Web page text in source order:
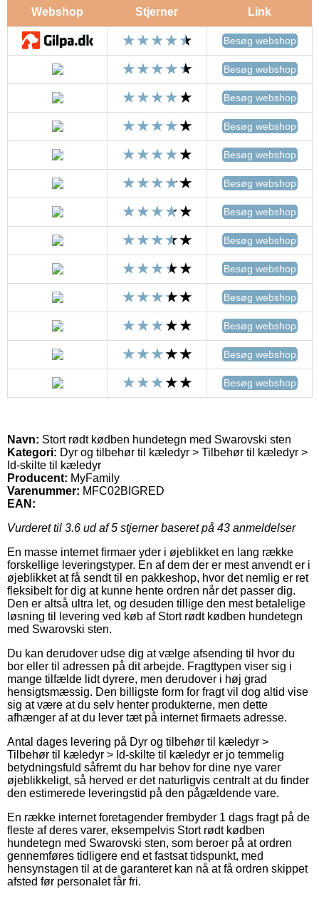
Webshop Stjerner Link
Besøg webshop
Besøg webshop
Besøg webshop
Besøg webshop
Besøg webshop
Besøg webshop
Besøg webshop
Besøg webshop
Besøg webshop
Besøg webshop
Besøg webshop
Besøg webshop
Besøg webshop
Navn: Stort rødt kødben hundetegn med Swarovski sten
Kategori: Dyr og tilbehør til kæledyr > Tilbehør til kæledyr >
Id-skilte til kæledyr
Producent: MyFamily
Varenummer: MFC02BIGRED
EAN:
Vurderet til 3.6 ud af 5 stjerner baseret på 43 anmeldelser
En masse internet firmaer yder i øjeblikket en lang række
forskellige leveringstyper. En af dem der er mest anvendt er i
øjeblikket at få sendt til en pakkeshop, hvor det nemlig er ret
fleksibelt for dig at kunne hente ordren når det passer dig.
Den er altså ultra let, og desuden tillige den mest betalelige
løsning til levering ved køb af Stort rødt kødben hundetegn
med Swarovski sten.
Du kan derudover udse dig at vælge afsending til hvor du
bor eller til adressen på dit arbejde. Fragttypen viser sig i
mange tilfælde lidt dyrere, men derudover i høj grad
hensigtsmæssig. Den billigste form for fragt vil dog altid vise
sig at være at du selv henter produkterne, men dette
afhænger af at du lever tæt på internet firmaets adresse.
Antal dages levering på Dyr og tilbehør til kæledyr >
Tilbehør til kæledyr > Id-skilte til kæledyr er jo temmelig
betydningsfuld såfremt du har behov for dine nye varer
øjeblikkeligt, så herved er det naturligvis centralt at du finder
den estimerede leveringstid på den pågældende vare.
En række internet foretagender frembyder 1 dags fragt på de
fleste af deres varer, eksempelvis Stort rødt kødben
hundetegn med Swarovski sten, som beroer på at ordren
gennemføres tidligere end et fastsat tidspunkt, med
hensynstagen til at de garanteret kan nå at få ordren skippet
afsted før personalet får fri.